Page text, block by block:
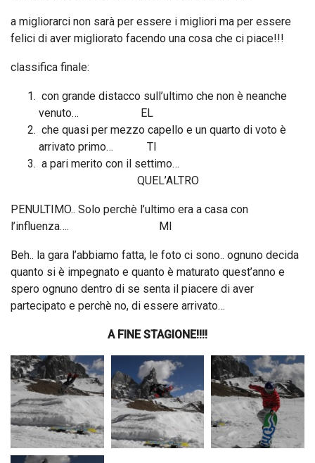
a migliorarci non sarà per essere i migliori ma per essere
felici di aver migliorato facendo una cosa che ci piace!!!
classifica finale:
con grande distacco sull’ultimo che non è neanche
venuto… EL
che quasi per mezzo capello e un quarto di voto è
arrivato primo… TI
a pari merito con il settimo…
QUEL’ALTRO
PENULTIMO.. Solo perchè l’ultimo era a casa con
l’influenza…. MI
Beh.. la gara l’abbiamo fatta, le foto ci sono.. ognuno decida
quanto si è impegnato e quanto è maturato quest’anno e
spero ognuno dentro di se senta il piacere di aver
partecipato e perchè no, di essere arrivato…
A FINE STAGIONE!!!!